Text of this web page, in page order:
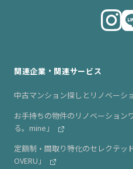
関連企業・関連サービス
中古マンション探しとリノベーシ
お手持ちの物件のリノベーション
る。mine」
定額制・間取り特化のセレクテッ
OVERU」